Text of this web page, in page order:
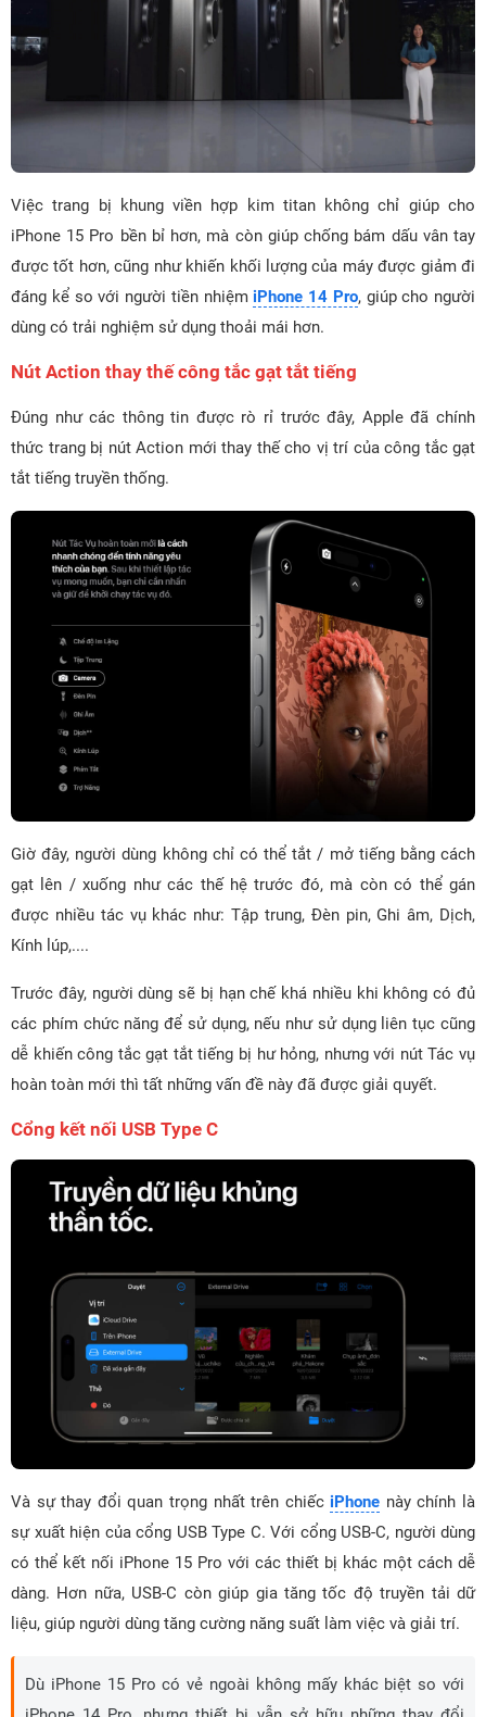
Việc trang bị khung viền hợp kim titan không chỉ giúp cho
iPhone 15 Pro bền bỉ hơn, mà còn giúp chống bám dấu vân tay
được tốt hơn, cũng như khiến khối lượng của máy được giảm đi
đáng kể so với người tiền nhiệm iPhone 14 Pro, giúp cho người
dùng có trải nghiệm sử dụng thoải mái hơn.
Nút Action thay thế công tắc gạt tắt tiếng
Đúng như các thông tin được rò rỉ trước đây, Apple đã chính
thức trang bị nút Action mới thay thế cho vị trí của công tắc gạt
tắt tiếng truyền thống.
Giờ đây, người dùng không chỉ có thể tắt / mở tiếng bằng cách
gạt lên / xuống như các thế hệ trước đó, mà còn có thể gán
được nhiều tác vụ khác như: Tập trung, Đèn pin, Ghi âm, Dịch,
Kính lúp,....
Trước đây, người dùng sẽ bị hạn chế khá nhiều khi không có đủ
các phím chức năng để sử dụng, nếu như sử dụng liên tục cũng
dễ khiến công tắc gạt tắt tiếng bị hư hỏng, nhưng với nút Tác vụ
hoàn toàn mới thì tất những vấn đề này đã được giải quyết.
Cổng kết nối USB Type C
Và sự thay đổi quan trọng nhất trên chiếc iPhone này chính là
sự xuất hiện của cổng USB Type C. Với cổng USB-C, người dùng
có thể kết nối iPhone 15 Pro với các thiết bị khác một cách dễ
dàng. Hơn nữa, USB-C còn giúp gia tăng tốc độ truyền tải dữ
liệu, giúp người dùng tăng cường năng suất làm việc và giải trí.
Dù iPhone 15 Pro có vẻ ngoài không mấy khác biệt so với